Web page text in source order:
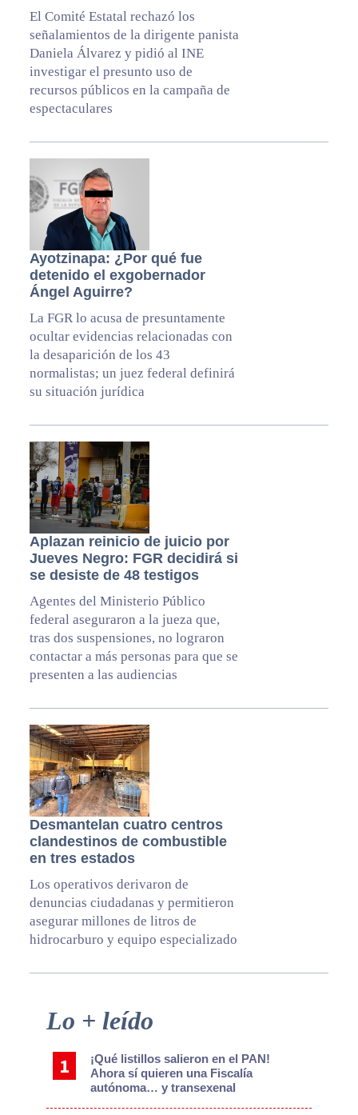
El Comité Estatal rechazó los
señalamientos de la dirigente panista
Daniela Álvarez y pidió al INE
investigar el presunto uso de
recursos públicos en la campaña de
espectaculares
Ayotzinapa: ¿Por qué fue
detenido el exgobernador
Ángel Aguirre?
La FGR lo acusa de presuntamente
ocultar evidencias relacionadas con
la desaparición de los 43
normalistas; un juez federal definirá
su situación jurídica
Aplazan reinicio de juicio por
Jueves Negro: FGR decidirá si
se desiste de 48 testigos
Agentes del Ministerio Público
federal aseguraron a la jueza que,
tras dos suspensiones, no lograron
contactar a más personas para que se
presenten a las audiencias
Desmantelan cuatro centros
clandestinos de combustible
en tres estados
Los operativos derivaron de
denuncias ciudadanas y permitieron
asegurar millones de litros de
hidrocarburo y equipo especializado
Primary
Sidebar
Lo + leído
¡Qué listillos salieron en el PAN!
Ahora sí quieren una Fiscalía
autónoma… y transexenal